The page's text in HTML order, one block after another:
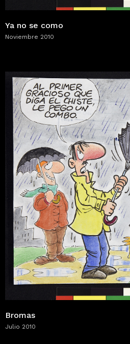
Ya no se como
Noviembre 2010
Bromas
Julio 2010